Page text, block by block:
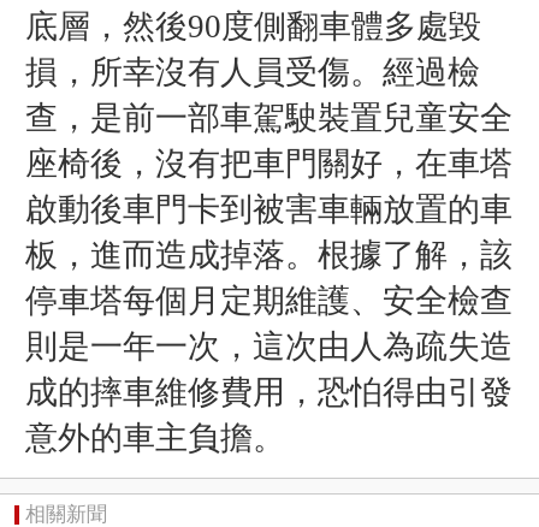
底層，然後90度側翻車體多處毀
損，所幸沒有人員受傷。經過檢
查，是前一部車駕駛裝置兒童安全
座椅後，沒有把車門關好，在車塔
啟動後車門卡到被害車輛放置的車
板，進而造成掉落。根據了解，該
停車塔每個月定期維護、安全檢查
則是一年一次，這次由人為疏失造
成的摔車維修費用，恐怕得由引發
意外的車主負擔。
相關新聞